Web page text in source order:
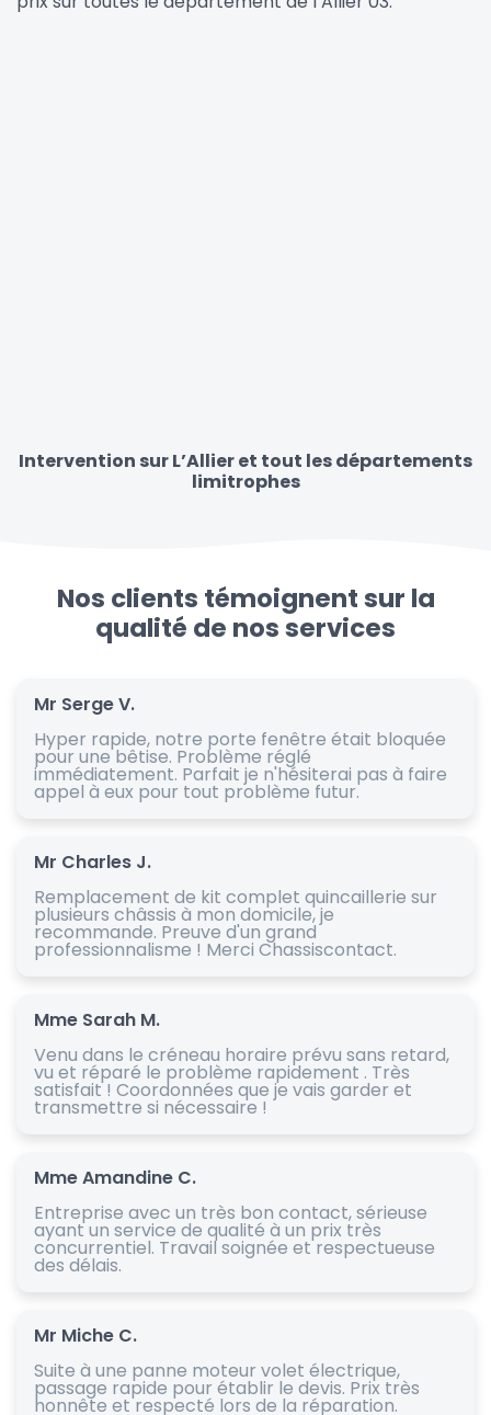
Intervention sur L’Allier et tout les départements
limitrophes
Nos clients témoignent sur la
qualité de nos services
Mr Serge V.
Hyper rapide, notre porte fenêtre était bloquée
pour une bêtise. Problème réglé
immédiatement. Parfait je n'hésiterai pas à faire
appel à eux pour tout problème futur.
Mr Charles J.
Remplacement de kit complet quincaillerie sur
plusieurs châssis à mon domicile, je
recommande. Preuve d'un grand
professionnalisme ! Merci Chassiscontact.
Mme Sarah M.
Venu dans le créneau horaire prévu sans retard,
vu et réparé le problème rapidement . Très
satisfait ! Coordonnées que je vais garder et
transmettre si nécessaire !
Mme Amandine C.
Entreprise avec un très bon contact, sérieuse
ayant un service de qualité à un prix très
concurrentiel. Travail soignée et respectueuse
des délais.
Mr Miche C.
Suite à une panne moteur volet électrique,
passage rapide pour établir le devis. Prix très
honnête et respecté lors de la réparation.